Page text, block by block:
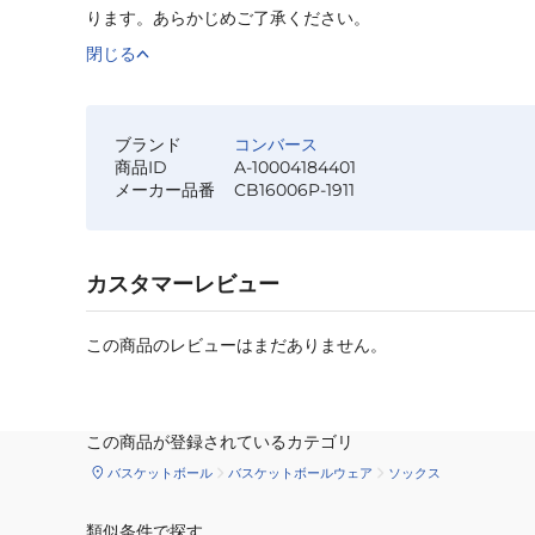
ります。あらかじめご了承ください。
閉じる
ブランド
コンバース
商品ID
A-10004184401
メーカー品番
CB16006P-1911
カスタマーレビュー
この商品のレビューはまだありません。
この商品が登録されているカテゴリ
バスケットボール バスケットボールウェア ソックス